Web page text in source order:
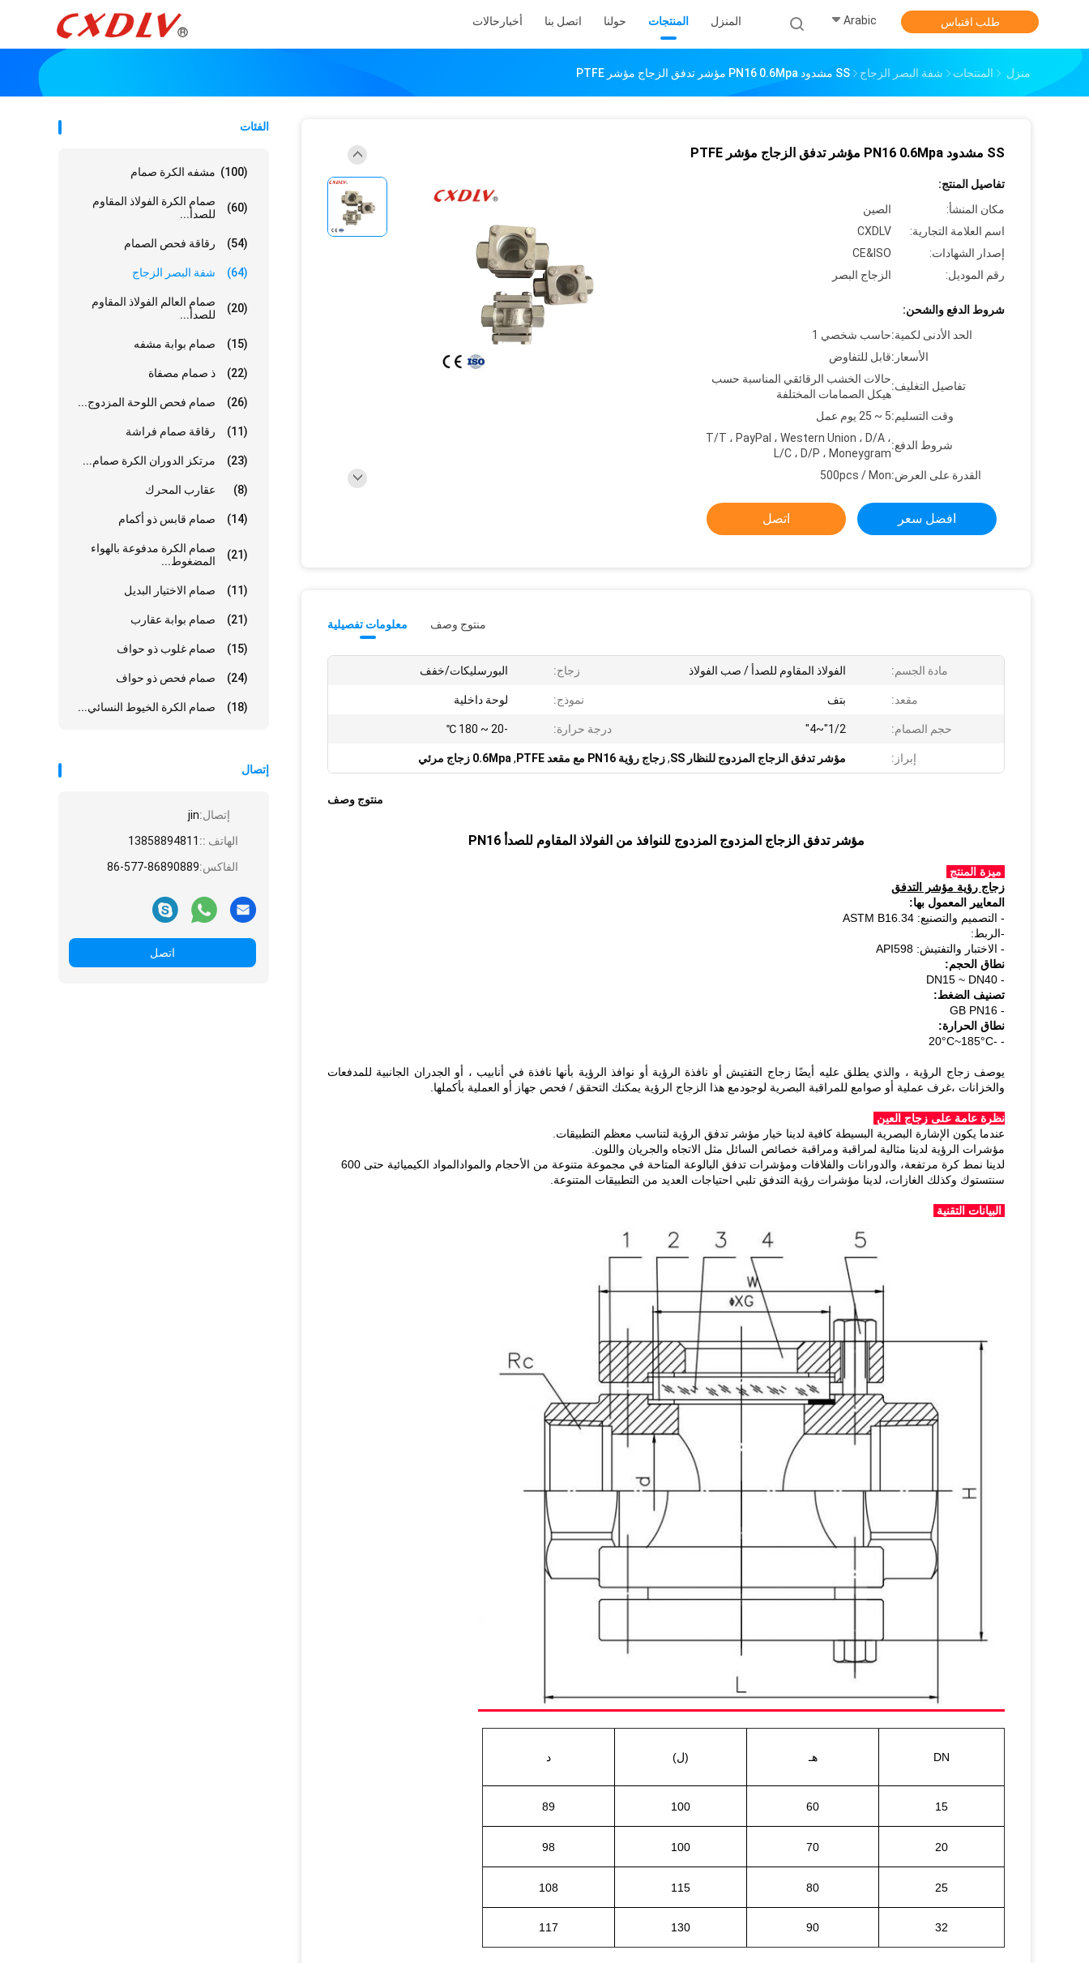
المنزل المنتجات حولنا اتصل بنا أخبار حالات Arabic طلب اقتباس
منزل المنتجات شفة البصر الزجاج SS مشدود PN16 0.6Mpa مؤشر تدفق الزجاج مؤشر PTFE
الفئات
مشفه الكرة صمام (100)
صمام الكرة الفولاذ المقاوم
للصدأ...
(60)
رقاقة فحص الصمام (54)
شفة البصر الزجاج (64)
صمام العالم الفولاذ المقاوم
للصدأ...
(20)
صمام بوابة مشفه (15)
ذ صمام مصفاة (22)
صمام فحص اللوحة المزدوج... (26)
رقاقة صمام فراشة (11)
مرتكز الدوران الكرة صمام... (23)
عقارب المحرك (8)
صمام قابس ذو أكمام (14)
صمام الكرة مدفوعة بالهواء
المضغوط...
(21)
صمام الاختيار البديل (11)
صمام بوابة عقارب (21)
صمام غلوب ذو حواف (15)
صمام فحص ذو حواف (24)
صمام الكرة الخيوط النسائي... (18)
إتصال
إتصال:jin
الهاتف :: 13858894811
الفاكس:86-577-86890889
اتصل
SS مشدود PN16 0.6Mpa مؤشر تدفق الزجاج مؤشر PTFE
تفاصيل المنتج:
مكان المنشأ:
الصين
اسم العلامة التجارية:
CXDLV
إصدار الشهادات:
CE&ISO
رقم الموديل:
الزجاج البصر
شروط الدفع والشحن:
الحد الأدنى لكمية:حاسب شخصي 1
الأسعار:قابل للتفاوض
تفاصيل التغليف:
حالات الخشب الرقائقي المناسبة حسب
هيكل الصمامات المختلفة
وقت التسليم:5 ~ 25 يوم عمل
شروط الدفع:
T/T ، PayPal ، Western Union ، D/A ،
L/C ، D/P ، Moneygram
القدرة على العرض:500pcs / Mon
افضل سعر اتصل
معلومات تفصيلية منتوج وصف
مادة الجسم: الفولاذ المقاوم للصدأ / صب الفولاذ زجاج: البورسليكات/خفف
مقعد: بتف نموذج: لوحة داخلية
حجم الصمام: 1/2"~4" درجة حرارة: -20 ~ 180 ℃
إبراز: مؤشر تدفق الزجاج المزدوج للنظار SS ,زجاج رؤية PN16 مع مقعد PTFE , 0.6Mpa زجاج مرئي
منتوج وصف
مؤشر تدفق الزجاج المزدوج المزدوج للنوافذ من الفولاذ المقاوم للصدأ PN16
ميزة المنتج
زجاج رؤية مؤشر التدفق
المعايير المعمول بها:
- التصميم والتصنيع: ASTM B16.34
-الربط:
- الاختبار والتفتيش: API598
نطاق الحجم:
- DN15 ~ DN40
تصنيف الضغط:
- GB PN16
نطاق الحرارة:
- -20°C~185°C
يوصف زجاج الرؤية ، والذي يطلق عليه أيضًا زجاج التفتيش أو نافذة الرؤية أو نوافذ الرؤية بأنها نافذة في أنابيب ، أو الجدران الجانبية للمدفعات
والخزانات ،غرف عملية أو صوامع للمراقبة البصرية لوجودمع هذا الزجاج الرؤية يمكنك التحقق / فحص جهاز أو العملية بأكملها.
نظرة عامة على زجاج العين
عندما يكون الإشارة البصرية البسيطة كافية لدينا خيار مؤشر تدفق الرؤية لتناسب معظم التطبيقات.
مؤشرات الرؤية لدينا مثالية لمراقبة ومراقبة خصائص السائل مثل الاتجاه والجريان واللون.
لدينا نمط كرة مرتفعة، والدورانات والفلافات ومؤشرات تدفق البالوعة المتاحة في مجموعة متنوعة من الأحجام والموادالمواد الكيميائية حتى 600
سنتستوك وكذلك الغازات، لدينا مؤشرات رؤية التدفق تلبي احتياجات العديد من التطبيقات المتنوعة.
البيانات التقنية
DN هـ (ل) د
15
60
100
89
20
70
100
98
25
80
115
108
32
90
130
117